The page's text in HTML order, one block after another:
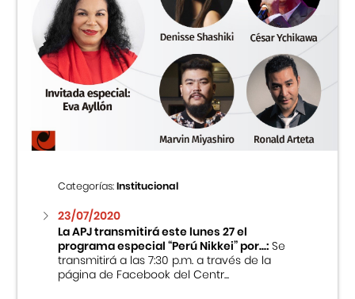
Categorías:Institucional
23/07/2020
La APJ transmitirá este lunes 27 el
programa especial “Perú Nikkei” por...:Se
transmitirá a las 7:30 p.m. a través de la
página de Facebook del Centr...